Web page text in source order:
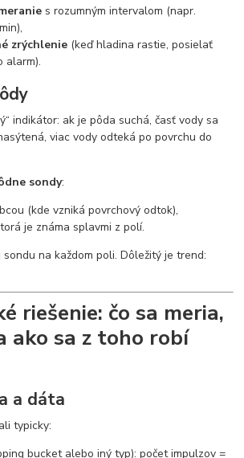
s rozumným intervalom (napr.
zrýchlenie (keď hladina rastie, posielať
alarm).
indikátor: ak je pôda suchá, časť vody sa
viac vody odteká po povrchu do
sondy:
(kde vzniká povrchový odtok),
je známa splavmi z polí.
na každom poli. Dôležitý je trend:
riešenie: čo sa meria,
ako sa z toho robí
a dáta
typicky:
bucket alebo iný typ): počet impulzov =